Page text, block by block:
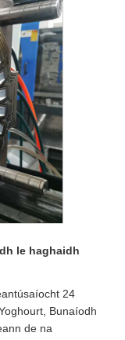
le haghaidh
24
Bunaíodh
de na